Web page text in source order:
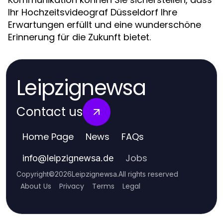
Ihr Hochzeitsvideograf Düsseldorf Ihre
Erwartungen erfüllt und eine wunderschöne
Erinnerung für die Zukunft bietet.
Leipzignewsa
Contact us
Home Page News FAQs
info@leipzignewsa.de Jobs
Copyright©2026Leipzignewsa.All rights reserved
About Us Privacy Terms Legal